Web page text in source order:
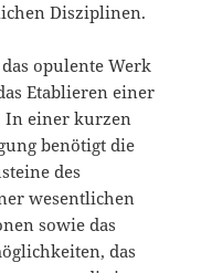
Disziplinen.
opulente Werk
Etablieren einer
In einer kurzen
benötigt die
des
wesentlichen
sowie das
das